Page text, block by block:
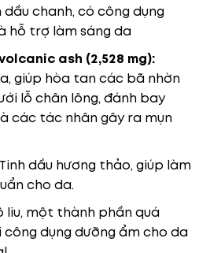
dầu chanh, có công dụng
hỗ trợ làm sáng da
ash (2,528 mg):
giúp hòa tan các bã nhờn
lỗ chân lông, đánh bay
các tác nhân gây ra mụn
Tinh dầu hương thảo, giúp làm
cho da.
liu, một thành phần quá
dụng dưỡng ẩm cho da